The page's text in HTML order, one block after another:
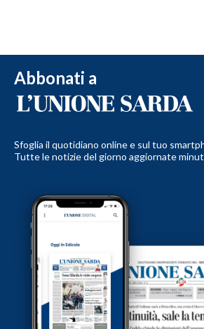
Abbonati a
Sfoglia il quotidiano online e sul tuo
Tutte le notizie del giorno aggiornate